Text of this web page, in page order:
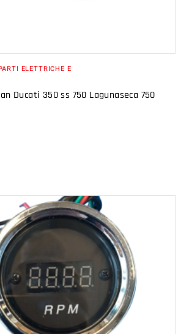
ELETTRICHE E
Ducati 350 ss 750 Lagunaseca 750
AL CARRELLO